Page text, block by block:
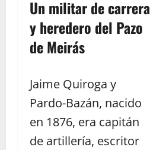
Un militar de carrera
y heredero del Pazo
de Meirás
Jaime Quiroga y
Pardo-Bazán, nacido
en 1876, era capitán
de artillería, escritor